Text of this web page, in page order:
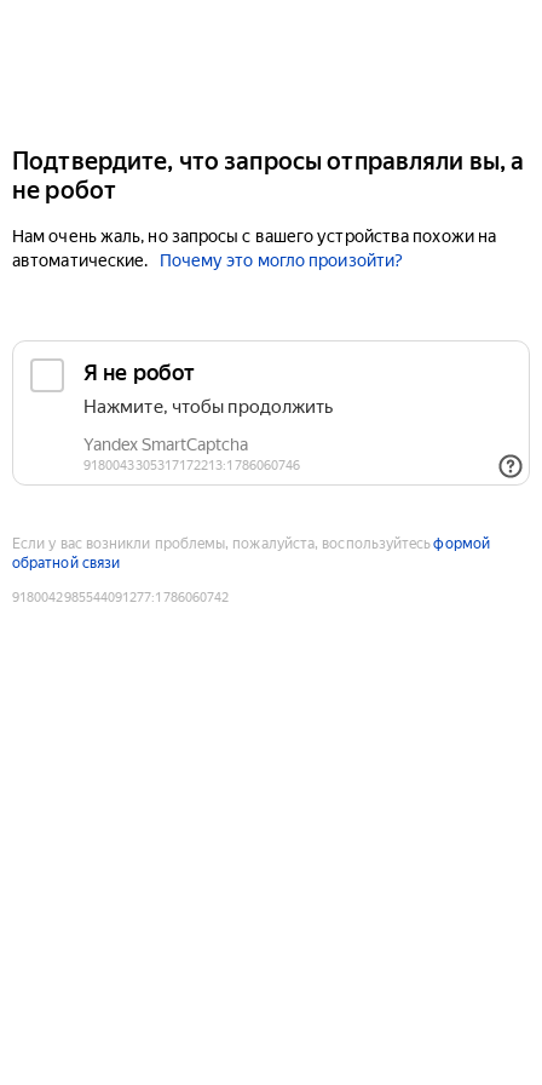
Подтвердите, что запросы отправляли вы, а
не робот
Нам очень жаль, но запросы с вашего устройства похожи на
автоматические.
Почему это могло произойти?
Если у вас возникли проблемы, пожалуйста, воспользуйтесьформой
обратной связи
9180042985544091277:1786060742